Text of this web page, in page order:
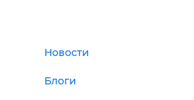
Новости
Блоги